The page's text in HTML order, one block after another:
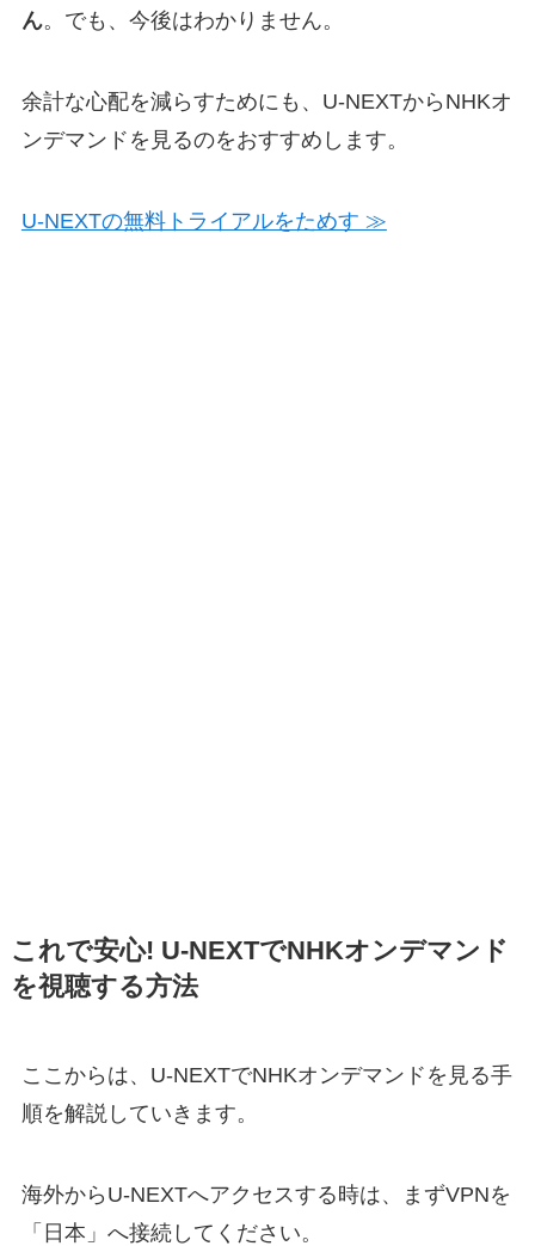
ん。でも、今後はわかりません。
余計な心配を減らすためにも、U-NEXTからNHKオ
ンデマンドを見るのをおすすめします。
U-NEXTの無料トライアルをためす ≫
これで安心! U-NEXTでNHKオンデマンド
を視聴する方法
ここからは、U-NEXTでNHKオンデマンドを見る手
順を解説していきます。
海外からU-NEXTへアクセスする時は、まずVPNを
「日本」へ接続してください。